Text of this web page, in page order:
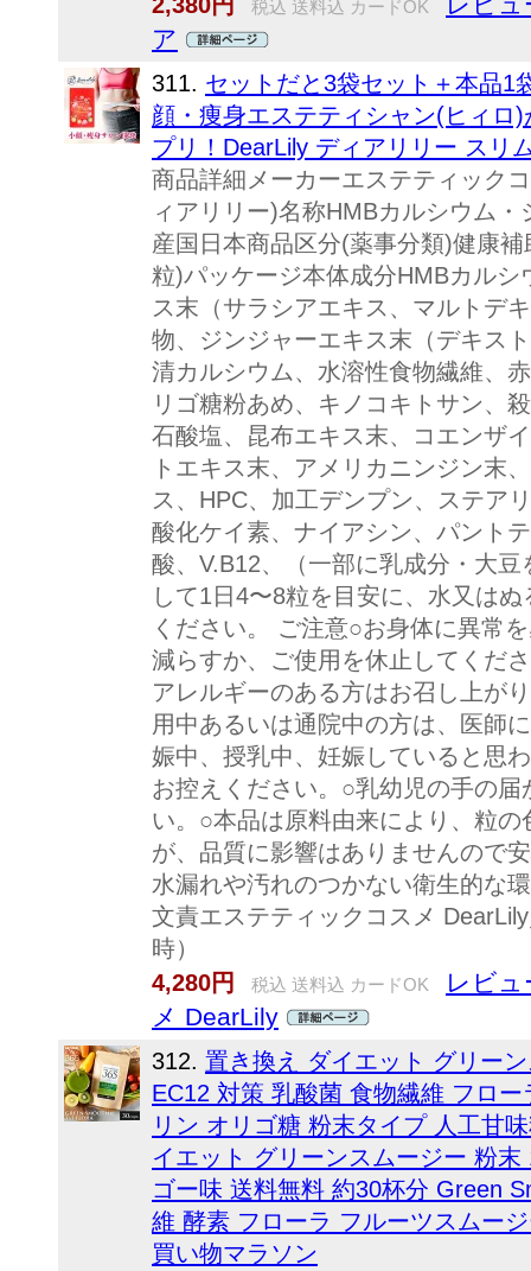
税込 送料込 カードOK
ア
311. セットだと3袋セット＋本品1
顔・痩身エステティシャン(ヒィロ
プリ！DearLily ディアリリー スリ
商品詳細メーカーエステティック
ィアリリー)名称HMBカルシウム
産国日本商品区分(薬事分類)健康
粒)パッケージ本体成分HMBカル
ス末（サラシアエキス、マルトデ
物、ジンジャーエキス末（デキス
清カルシウム、水溶性食物繊維、
リゴ糖粉あめ、キノコキトサン、
石酸塩、昆布エキス末、コエンザ
トエキス末、アメリカニンジン末
ス、HPC、加工デンプン、ステア
酸化ケイ素、ナイアシン、パント
酸、V.B12、（一部に乳成分・大
して1日4〜8粒を目安に、水又は
ください。 ご注意○お身体に異常
減らすか、ご使用を休止してくだ
アレルギーのある方はお召し上が
用中あるいは通院中の方は、医師
娠中、授乳中、妊娠していると思
お控えください。○乳幼児の手の
い。○本品は原料由来により、粒
が、品質に影響はありませんので
水漏れや汚れのつかない衛生的な
文責エステティックコスメ
時）
4,280円
税込 送料込 カードOK
レビュ
メ DearLily
312. 置き換え ダイエット グリー
EC12 対策 乳酸菌 食物繊維 フロ
リン オリゴ糖 粉末タイプ 人工甘
イエット グリーンスムージー 粉
ゴー味 送料無料 約30杯分 Green
維 酵素 フローラ フルーツスムー
買い物マラソン